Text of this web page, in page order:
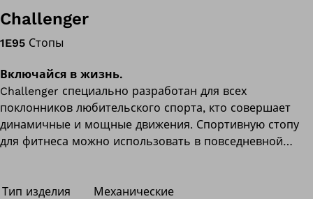
Challenger
1E95 Стопы
Включайся в жизнь.
Challenger специально разработан для всех
поклонников любительского спорта, кто совершает
динамичные и мощные движения. Спортивную стопу
для фитнеса можно использовать в повседневной
Тип изделия
Механические